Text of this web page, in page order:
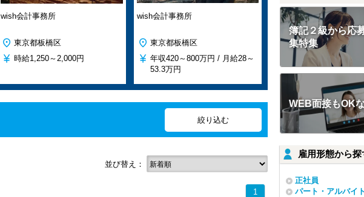
wish会計事務所
東京都板橋区
時給1,250～2,000円
wish会計事務所
東京都板橋区
年収420～800万円 / 月給28～
53.3万円
並び替え：
1
簿記２級から応
集特集
WEB面接もOK
雇用形態から探
正社員
パート・アルバイト